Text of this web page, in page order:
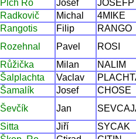
Plch Ro Josef
JOSEFP
Radkovič
Michal
4MIKE
Rangotis
Filip
RANGO
Rozehnal
Pavel
ROSI
Růžička
Milan
NALIM
Šalplachta
Vaclav
Šamalík
Josef
CHOSE
Ševčík
Jan
Sitta
Jiří
SYCAK